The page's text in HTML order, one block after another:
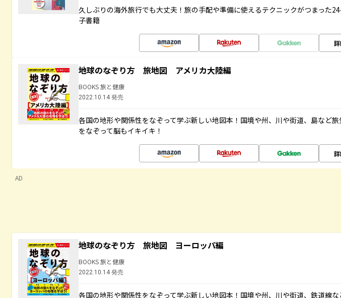
久しぶりの海外旅行でも大丈夫！旅の手配や準備に使えるテクニックがつまった
子書籍
地球のなぞり方 旅地図 アメリカ大陸編
BOOKS 旅と健康
2022.10.14 発売
各国の地形や関係性をなぞって学ぶ新しい地図本！国境や州、川や街道、島など
をなぞって脳もイキイキ！
AD
地球のなぞり方 旅地図 ヨーロッパ編
BOOKS 旅と健康
2022.10.14 発売
各国の地形や関係性をなぞって学ぶ新しい地図本！国境や州、川や街道、鉄道線な